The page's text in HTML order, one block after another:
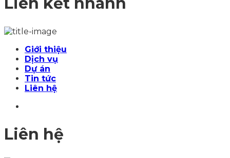
Giới thiệu
Dịch vụ
Dự án
Tin tức
Liên hệ
Liên hệ